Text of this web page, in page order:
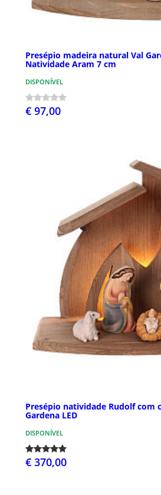
Presépio madeira natural Val
Natividade Aram 7 cm
DISPONÍVEL
€ 97,00
Presépio natividade Rudolf com
Gardena LED
DISPONÍVEL
€ 370,00